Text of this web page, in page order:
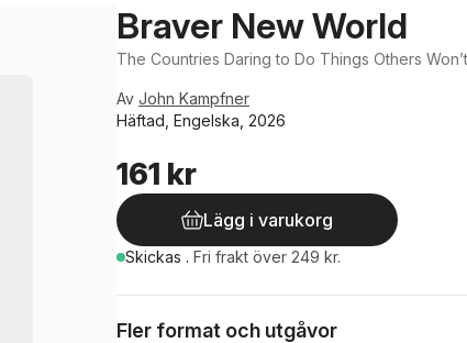
Braver New World
The Countries Daring to Do Things Others Won’t
Av John Kampfner
Häftad, Engelska, 2026
161 kr
Lägg i varukorg
Skickas . Fri frakt över 249 kr.
Fler format och utgåvor